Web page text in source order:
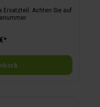
Ersatzteil. Achten Sie auf